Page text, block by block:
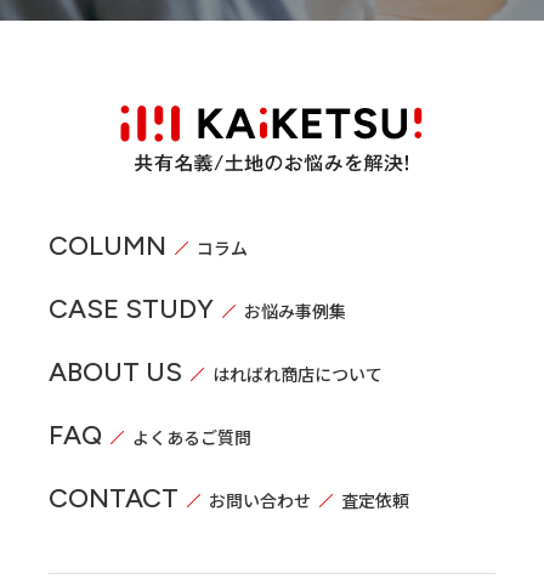
COLUMN コラム
CASE STUDY お悩み事例集
ABOUT US はればれ商店について
FAQ よくあるご質問
CONTACT お問い合わせ 査定依頼